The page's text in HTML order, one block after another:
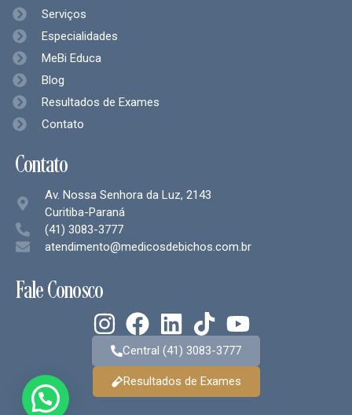
Serviços
Especialidades
MeBi Educa
Blog
Resultados de Exames
Contato
Contato
Av. Nossa Senhora da Luz, 2143
Curitiba-Paraná
(41) 3083-3777
atendimento@medicosdebichos.com.br
Fale Conosco
Central (41) 3083-3777
Resultados de Exames